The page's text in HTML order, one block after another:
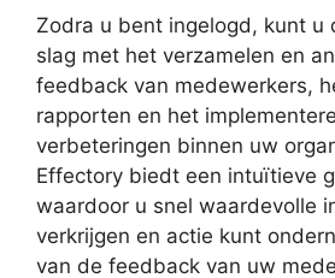
Zodra u bent ingelogd, kunt u
slag met het verzamelen en
feedback van medewerkers,
rapporten en het
verbeteringen binnen uw
Effectory biedt een intuïtieve
waardoor u snel waardevolle
verkrijgen en actie kunt
van de feedback van uw